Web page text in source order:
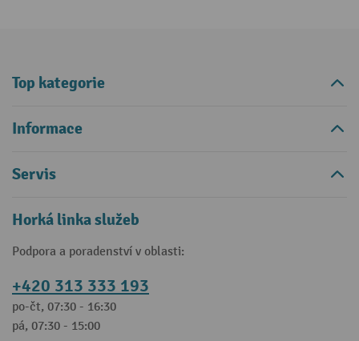
Top kategorie
Informace
Servis
Horká linka služeb
Podpora a poradenství v oblasti:
+420 313 333 193
po-čt, 07:30 - 16:30
pá, 07:30 - 15:00